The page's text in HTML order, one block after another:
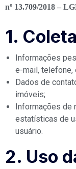
nº 13.709/2018 –
1.
Informações
e-mail, telefone,
Dados de
imóveis;
Informações de
estatísticas de
usuário.
2. Uso